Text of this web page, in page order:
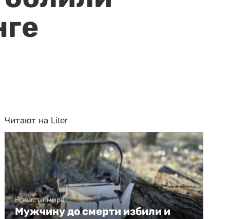
Читают на Liter
Новости мира
Мужчину до смерти избили и